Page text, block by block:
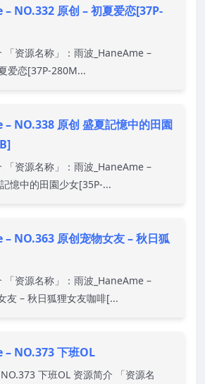
NO.332 原创 – 初夏爱恋[37P-
「资源名称」：雨波_HaneAme –
爱恋[37P-280M...
NO.338 原创 盛夏記憶中的田園
「资源名称」：雨波_HaneAme –
憶中的田園少女[35P-...
NO.363 原创宠物女友 – 秋日狐
「资源名称」：雨波_HaneAme –
友 – 秋日狐狸女友咖啡[...
NO.373 下班OL
下班OL 资源简介 「资源名